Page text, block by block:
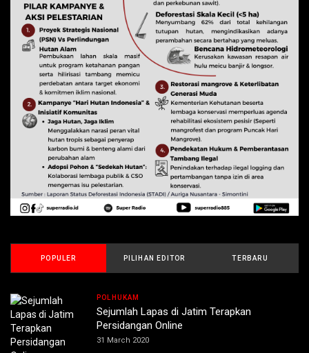
POPULER PILIHAN EDITOR TERBARU
POLHUKAM
Sejumlah Lapas di Jatim Terapkan
Persidangan Online
31 March 2020